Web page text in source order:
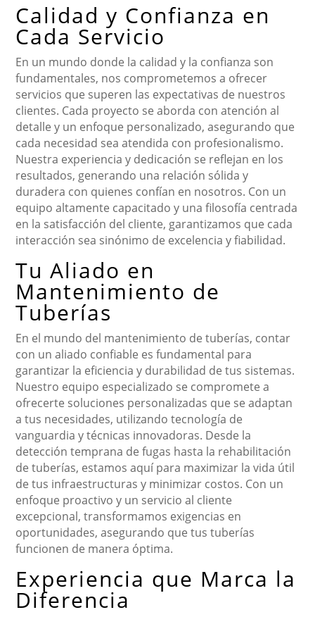
Calidad y Confianza en
Cada Servicio
En un mundo donde la calidad y la confianza son
fundamentales, nos comprometemos a ofrecer
servicios que superen las expectativas de nuestros
clientes. Cada proyecto se aborda con atención al
detalle y un enfoque personalizado, asegurando que
cada necesidad sea atendida con profesionalismo.
Nuestra experiencia y dedicación se reflejan en los
resultados, generando una relación sólida y
duradera con quienes confían en nosotros. Con un
equipo altamente capacitado y una filosofía centrada
en la satisfacción del cliente, garantizamos que cada
interacción sea sinónimo de excelencia y fiabilidad.
Tu Aliado en
Mantenimiento de
Tuberías
En el mundo del mantenimiento de tuberías, contar
con un aliado confiable es fundamental para
garantizar la eficiencia y durabilidad de tus sistemas.
Nuestro equipo especializado se compromete a
ofrecerte soluciones personalizadas que se adaptan
a tus necesidades, utilizando tecnología de
vanguardia y técnicas innovadoras. Desde la
detección temprana de fugas hasta la rehabilitación
de tuberías, estamos aquí para maximizar la vida útil
de tus infraestructuras y minimizar costos. Con un
enfoque proactivo y un servicio al cliente
excepcional, transformamos exigencias en
oportunidades, asegurando que tus tuberías
funcionen de manera óptima.
Experiencia que Marca la
Diferencia